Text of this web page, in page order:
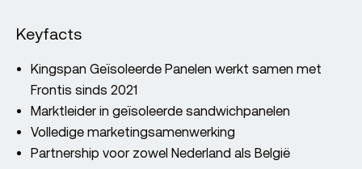
Keyfacts
Kingspan Geïsoleerde Panelen werkt samen met
Frontis sinds 2021
Marktleider in geïsoleerde sandwichpanelen
Volledige marketingsamenwerking
Partnership voor zowel Nederland als België